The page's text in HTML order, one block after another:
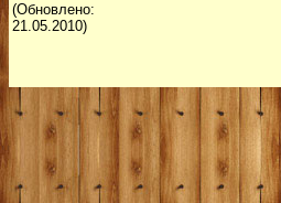
(Обновлено:
21.05.2010)